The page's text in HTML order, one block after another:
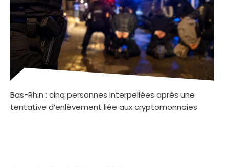
Bas-Rhin : cinq personnes interpellées après une
tentative d’enlèvement liée aux cryptomonnaies